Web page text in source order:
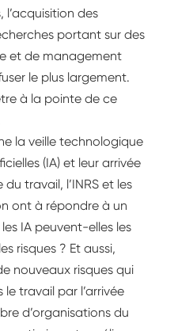
l’acquisition des
portant sur des
et de management
le plus largement.
à la pointe de ce
la veille technologique
(IA) et leur arrivée
travail, l’INRS et les
ont à répondre à un
IA peuvent-elles les
risques ? Et aussi,
nouveaux risques qui
travail par l’arrivée
d’organisations du